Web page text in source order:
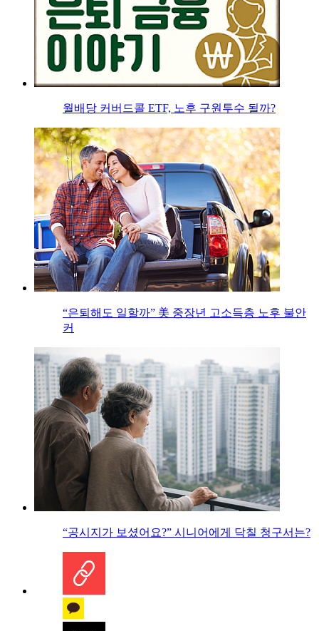
월배당 커버드콜 ETF, 노후 구원투수 될까?
“은퇴해도 일할까” 美 중장년 고소득층 노후 불안
커
“공시지가 보셨어요?” 시니어에게 닥칠 청구서는?